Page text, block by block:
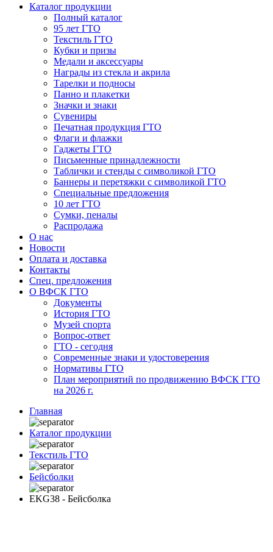
Каталог продукции
Полный каталог
95 лет ГТО
Текстиль ГТО
Кубки и призы
Медали и аксессуары
Награды из стекла и акрила
Тарелки и подносы
Панно и плакетки
Значки и знаки
Сувениры
Печатная продукция ГТО
Флаги и флажки
Гаджеты ГТО
Письменные принадлежности
Таблички и стенды с символикой ГТО
Баннеры и перетяжки с символикой ГТО
Специальные предложения
10 лет ГТО
Сумки, пеналы
Распродажа
О нас
Новости
Оплата и доставка
Контакты
Спец. предложения
О ВФСК ГТО
Документы
История ГТО
Музей спорта
Вопрос-ответ
ГТО - сегодня
Современные знаки и удостоверения
Нормативы ГТО
План мероприятий по продвижению ВФСК ГТО
на 2026 г.
Главная
Каталог продукции
Текстиль ГТО
Бейсболки
EKG38 - Бейсболка